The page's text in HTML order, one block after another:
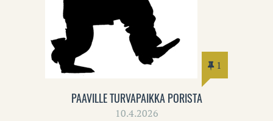
1
PAAVILLE TURVAPAIKKA PORISTA
10.4.2026